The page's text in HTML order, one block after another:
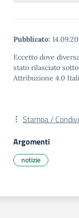
Pubblicato:
Eccetto dove
stato rilasciato
Attribuzione 4.0
Stampa /
Argomenti
notizie